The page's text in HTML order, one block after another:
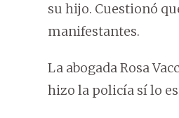
su hijo. Cuestionó
manifestantes.
La abogada Rosa
hizo la policía sí lo